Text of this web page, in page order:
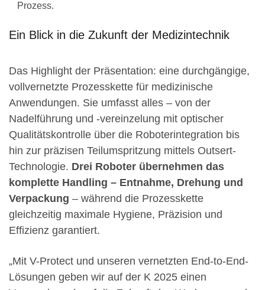
Prozess.
Ein Blick in die Zukunft der Medizintechnik
Das Highlight der Präsentation: eine durchgängige,
vollvernetzte Prozesskette für medizinische
Anwendungen. Sie umfasst alles – von der
Nadelführung und -vereinzelung mit optischer
Qualitätskontrolle über die Roboterintegration bis
hin zur präzisen Teilumspritzung mittels Outsert-
Technologie. Drei Roboter übernehmen das
komplette Handling – Entnahme, Drehung und
Verpackung – während die Prozesskette
gleichzeitig maximale Hygiene, Präzision und
Effizienz garantiert.
„Mit V-Protect und unseren vernetzten End-to-End-
Lösungen geben wir auf der K 2025 einen